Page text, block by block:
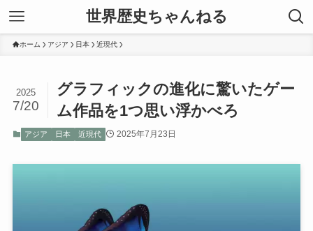
世界歴史ちゃんねる
ホーム アジア 日本 近現代
グラフィックの進化に驚いたゲー
ム作品を1つ思い浮かべろ
2025
7/20
アジア 日本 近現代 2025年7月23日